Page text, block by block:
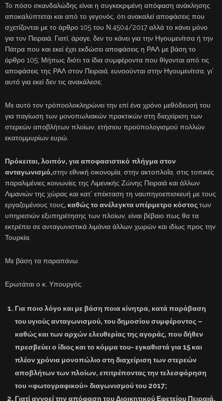
Το πόσο σκανδαλώδης είναι η συγκεκριμένη απόφαση ανάκλησης
αποκαλύπτεται και από το γεγονός, ότι ανακαλεί αποφάσεις που
σχετίζονται με το άρθρο 105 του Ν.4504/2017 αλλά το κάνει μόνο
για τον Πειραιά. Γιατί, άραγε, δεν το κάνει για την Ηγουμενίτσα ή την
Πάτρα που και εκεί έχει εκδώσει αποφάσεις η ΡΑΛ με βάση το
άρθρο 105; Μήπως διότι τα ίδια συμφέροντα που θίγονται από τις
αποφάσεις της ΡΑΛ στον Πειραιά, ευνοούνται στην Ηγουμενίτσα, γι’
αυτό για εκεί δεν τις ανακάλεσε;
Με αυτό τον τρόποολοκληρώνει την επί ένα χρόνο μεθόδευσή του
για παγίωση των μονοπωλιακών πρακτικών στη διαχείριση των
στερεών αποβλήτων πλοίων, ετήσιου προϋπολογισμού πολλών
εκατομμυρίων ευρώ.
Πρόκειται, λοιπόν, για αποφασιστικό πλήγμα στον
ανταγωνισμό,στην εθνική οικονομία, στην ακτοπλοΐα, στις τοπικές
παραλιμένιες κοινωνίες της Λιμενικής Ζώνης Πειραιά και άλλων
Λιμανιών της χώρας και κατ’ επέκταση τη ναυπηγοεπισκευή με τους
εργαζομένους τους, καθώς το ανέλεγκτα υπέρμετρο κόστοςτων
υπηρεσιών εξυπηρέτησης των πλοίων, είναι βέβαιο πως θα τα
εκτρέπει σε ανταγωνιστικά λιμάνια άλλων χωρών και ιδίως προς την
Τουρκία.
Με βάση τα παραπάνω
Ερωτάται ο κ. Υπουργός:
Για ποιο λόγο και με βάση ποια κίνητρα, κατά παράβαση
του υγιούς ανταγωνισμού, του δημοσίου συμφέροντος –
καθώς και των αρχών ελευθερίας της αγοράς, που δήθεν
πρεσβεύει ο ίδιος και το κόμμα του- εγκαθιστά για 15 και
πλέον χρόνια μονοπώλιο στη διαχείριση των στερεών
αποβλήτων των πλοίων, επιτρέποντας την τελεσφόρηση
του «φωτογραφικού» διαγωνισμού του 2017;
Γιατί αγνοεί την απόφαση του Διοικητικού Εφετείου Πειραιά,